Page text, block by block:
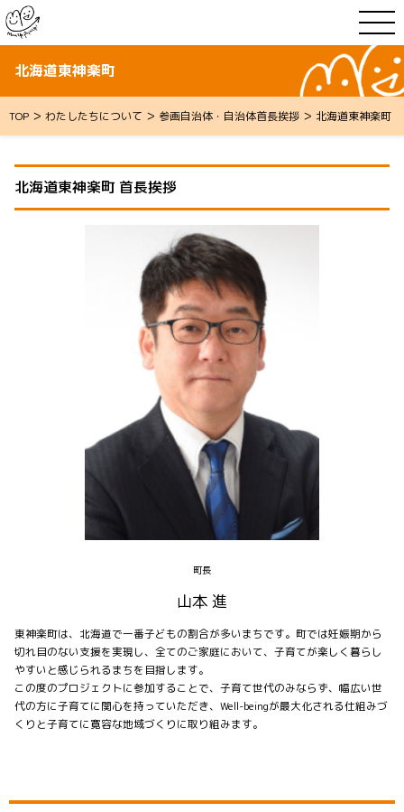
北海道東神楽町
TOP > わたしたちについて > 参画自治体・自治体首長挨拶 > 北海道東神楽町
北海道東神楽町 首長挨拶
町長
山本 進
東神楽町は、北海道で一番子どもの割合が多いまちです。町では妊娠期から
切れ目のない支援を実現し、全てのご家庭において、子育てが楽しく暮らし
やすいと感じられるまちを目指します。
この度のプロジェクトに参加することで、子育て世代のみならず、幅広い世
代の方に子育てに関心を持っていただき、Well-beingが最大化される仕組みづ
くりと子育てに寛容な地域づくりに取り組みます。